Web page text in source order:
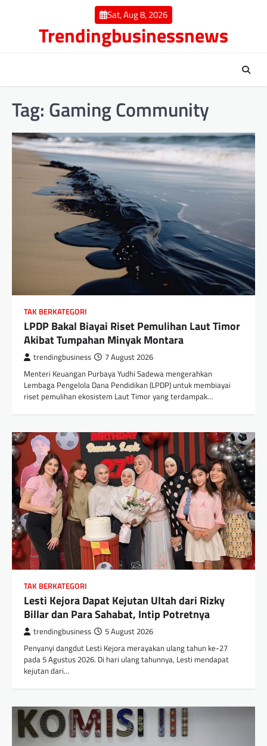
Sat, Aug 8, 2026
Trendingbusinessnews
Tag: Gaming Community
TAK BERKATEGORI
LPDP Bakal Biayai Riset Pemulihan Laut Timor
Akibat Tumpahan Minyak Montara
trendingbusiness 7 August 2026
Menteri Keuangan Purbaya Yudhi Sadewa mengerahkan
Lembaga Pengelola Dana Pendidikan (LPDP) untuk membiayai
riset pemulihan ekosistem Laut Timor yang terdampak…
TAK BERKATEGORI
Lesti Kejora Dapat Kejutan Ultah dari Rizky
Billar dan Para Sahabat, Intip Potretnya
trendingbusiness 5 August 2026
Penyanyi dangdut Lesti Kejora merayakan ulang tahun ke-27
pada 5 Agustus 2026. Di hari ulang tahunnya, Lesti mendapat
kejutan dari…